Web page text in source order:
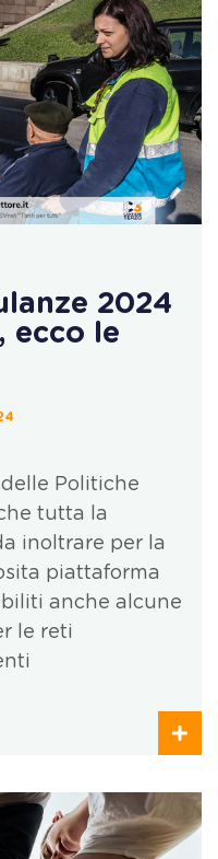
2024
ecco le
Politiche
tutta la
inoltrare per la
piattaforma
anche alcune
le reti